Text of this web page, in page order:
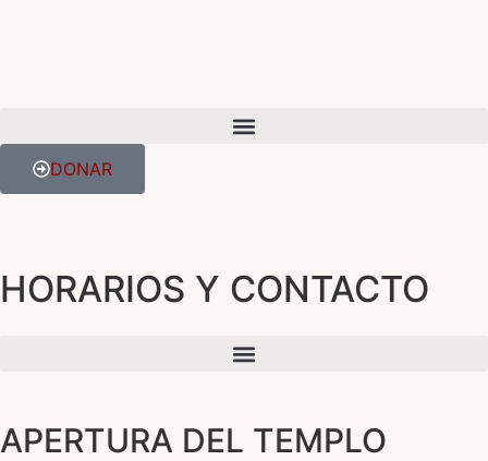
DONAR
HORARIOS Y CONTACTO
APERTURA DEL TEMPLO